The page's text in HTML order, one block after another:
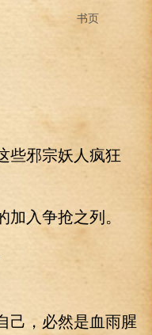
书页
邪宗妖人疯狂
入争抢之列。
，必然是血雨腥